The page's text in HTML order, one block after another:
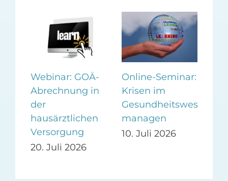
Webinar: GOÄ-
Abrechnung in
der
hausärztlichen
Versorgung
20. Juli 2026
Online-Seminar:
Krisen im
Gesundheitswesen
managen
10. Juli 2026